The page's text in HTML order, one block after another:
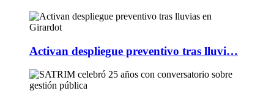
Activan despliegue preventivo tras lluvi…